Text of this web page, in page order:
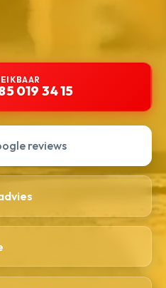
019 34 15
reviews